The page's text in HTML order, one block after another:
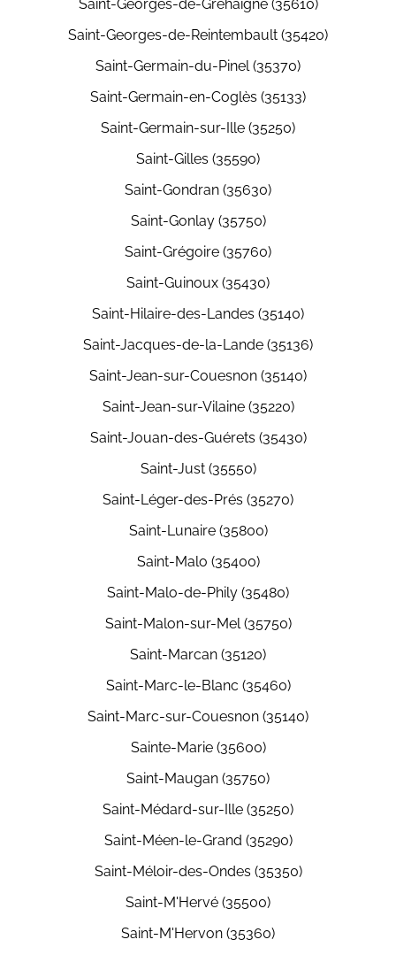
Saint-Georges-de-Gréhaigne (35610)
Saint-Georges-de-Reintembault (35420)
Saint-Germain-du-Pinel (35370)
Saint-Germain-en-Coglès (35133)
Saint-Germain-sur-Ille (35250)
Saint-Gilles (35590)
Saint-Gondran (35630)
Saint-Gonlay (35750)
Saint-Grégoire (35760)
Saint-Guinoux (35430)
Saint-Hilaire-des-Landes (35140)
Saint-Jacques-de-la-Lande (35136)
Saint-Jean-sur-Couesnon (35140)
Saint-Jean-sur-Vilaine (35220)
Saint-Jouan-des-Guérets (35430)
Saint-Just (35550)
Saint-Léger-des-Prés (35270)
Saint-Lunaire (35800)
Saint-Malo (35400)
Saint-Malo-de-Phily (35480)
Saint-Malon-sur-Mel (35750)
Saint-Marcan (35120)
Saint-Marc-le-Blanc (35460)
Saint-Marc-sur-Couesnon (35140)
Sainte-Marie (35600)
Saint-Maugan (35750)
Saint-Médard-sur-Ille (35250)
Saint-Méen-le-Grand (35290)
Saint-Méloir-des-Ondes (35350)
Saint-M'Hervé (35500)
Saint-M'Hervon (35360)